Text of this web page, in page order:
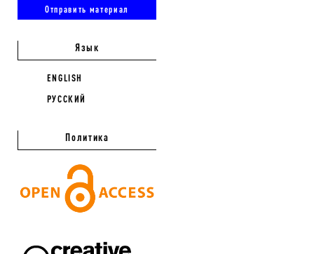
Отправить материал
Язык
ENGLISH
РУССКИЙ
Политика